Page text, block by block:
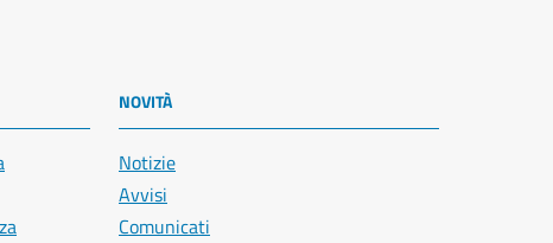
NOVITÀ
Notizie
Avvisi
Comunicati